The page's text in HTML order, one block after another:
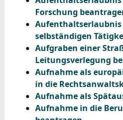
Forschung
Aufenthaltserlaubnis
selbständigen
Aufgraben einer
Leitungsverlegung
Aufnahme als
in die
Aufnahme als
Aufnahme in die